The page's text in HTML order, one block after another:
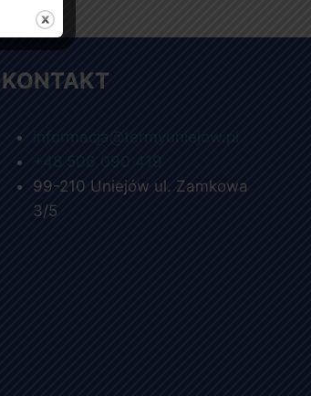
KONTAKT
informacja@termyuniejow.pl
+48 506 090 419
99-210 Uniejów ul. Zamkowa
3/5